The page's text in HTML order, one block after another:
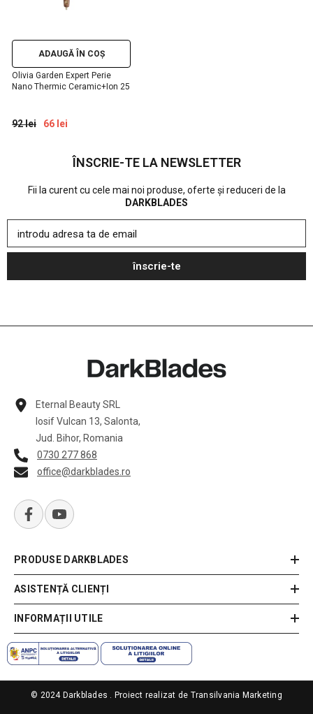
ADAUGĂ ÎN COȘ
Olivia Garden Expert Perie
Nano Thermic Ceramic+Ion 25
92 lei 66 lei
ÎNSCRIE-TE LA NEWSLETTER
Fii la curent cu cele mai noi produse, oferte și reduceri de la
DARKBLADES
introdu adresa ta de email
înscrie-te
Eternal Beauty SRL
Iosif Vulcan 13, Salonta,
Jud. Bihor, Romania
0730 277 868
office@darkblades.ro
PRODUSE DARKBLADES
ASISTENȚĂ CLIENȚI
INFORMAȚII UTILE
© 2024 Darkblades . Proiect realizat de Transilvania Marketing